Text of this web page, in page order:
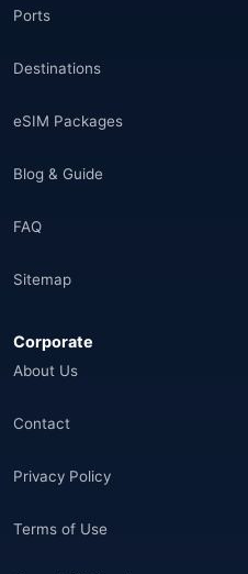
Ports
Destinations
eSIM Packages
Blog & Guide
FAQ
Sitemap
Corporate
About Us
Contact
Privacy Policy
Terms of Use